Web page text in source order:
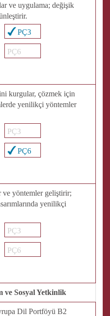
ve uygulama; değişik
PÇ3
PÇ6
kurgular, çözmek için
yenilikçi yöntemler
PÇ3
PÇ6
yöntemler geliştirir;
yenilikçi
PÇ3
PÇ6
Sosyal Yetkinlik
Dil Portföyü B2